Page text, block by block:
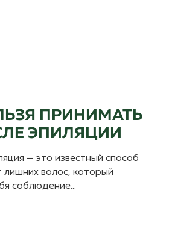
ПРИНИМАТЬ
ЭПИЛЯЦИИ
— это известный способ
лишних волос, который
соблюдение…